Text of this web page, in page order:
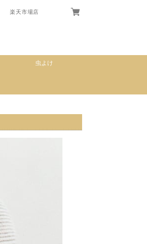
楽天市場店
虫よけ